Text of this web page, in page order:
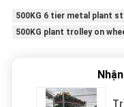
500KG 6 tier metal plant
500KG plant trolley on